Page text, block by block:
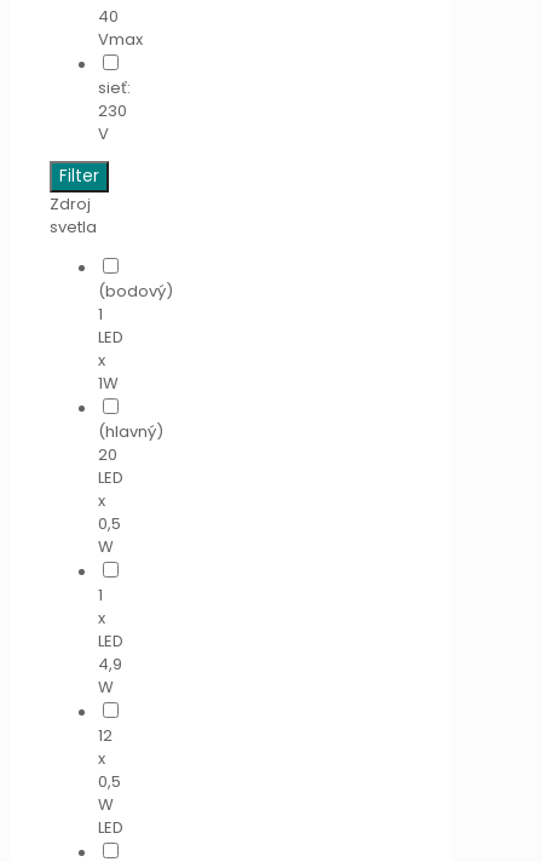
40
Vmax
sieť:
230
V
Filter
Zdroj
svetla
(bodový)
1
LED
x
1W
(hlavný)
20
LED
x
0,5
W
1
x
LED
4,9
W
12
x
0,5
W
LED